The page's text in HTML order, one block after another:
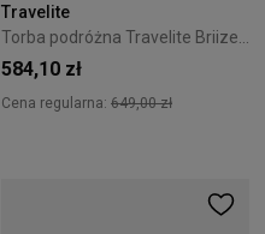
Travelite
584,10 zł
Cena regularna: 649,00 zł